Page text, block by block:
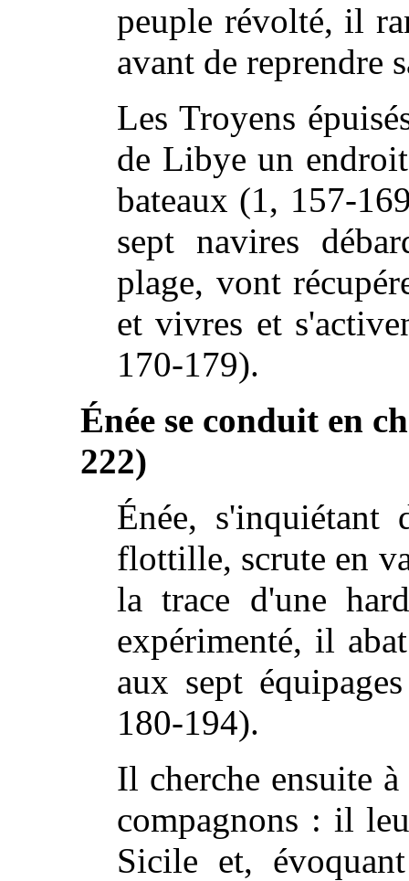
peuple révolté, il
avant de reprendre
Les Troyens
de Libye un
bateaux (1, 157-
sept navires
plage, vont
et vivres et
170-179).
Énée se conduit en
222)
Énée, s'inquiétant
flottille, scrute en
la trace d'une
expérimenté, il
aux sept
180-194).
Il cherche ensuite
compagnons : il
Sicile et,